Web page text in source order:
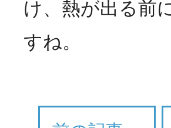
け、熱が出る前
すね。